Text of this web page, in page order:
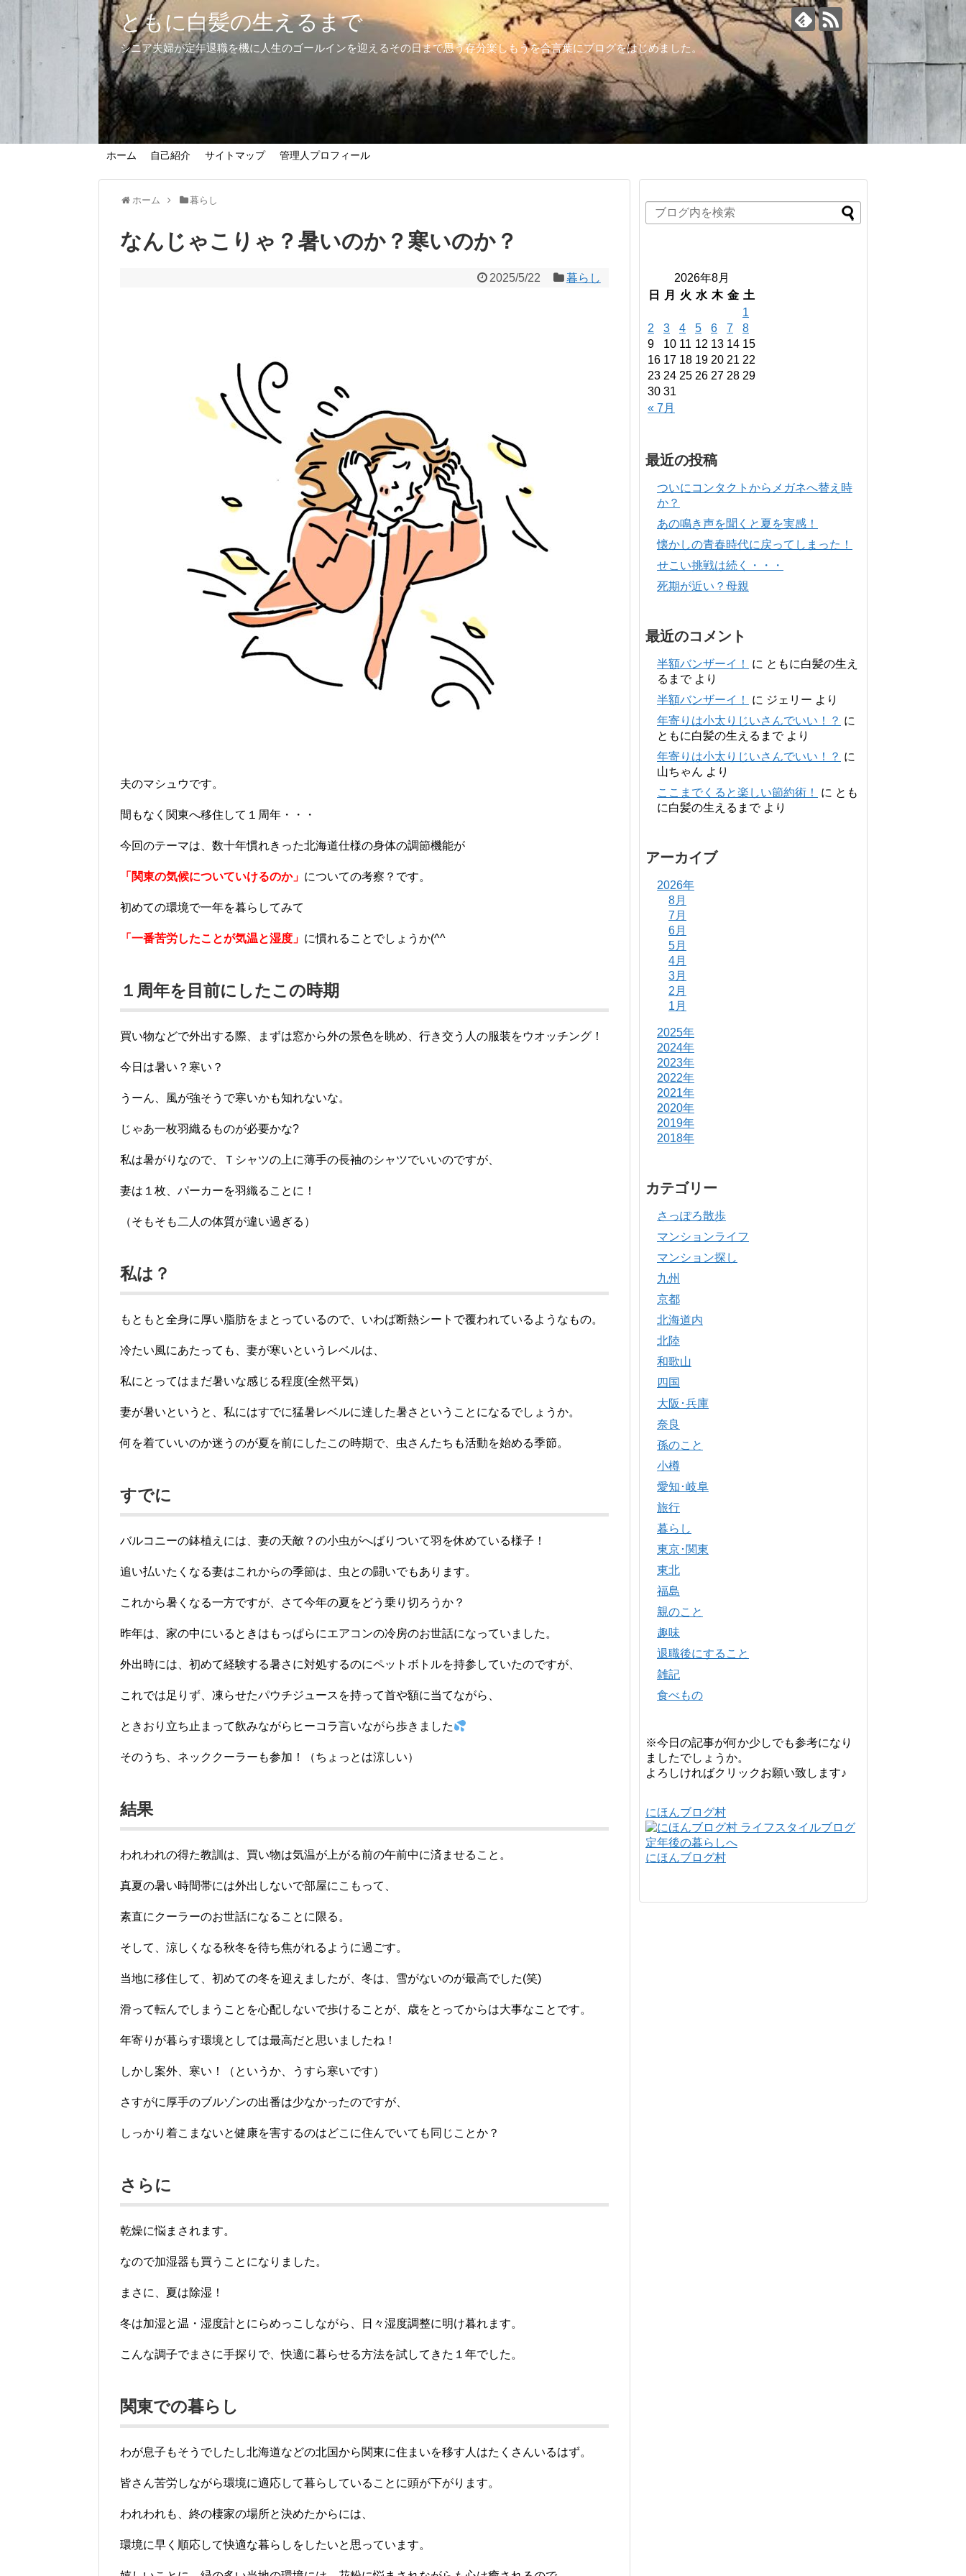
ともに白髪の生えるまで
シニア夫婦が定年退職を機に人生のゴールインを迎えるその日まで思う存分楽しもうを合言葉にブログをはじめました。
ホーム 自己紹介 サイトマップ 管理人プロフィール
ホーム 暮らし
なんじゃこりゃ？暑いのか？寒いのか？
2025/5/22 暮らし
夫のマシュウです。
間もなく関東へ移住して１周年・・・
今回のテーマは、数十年慣れきった北海道仕様の身体の調節機能が
「関東の気候についていけるのか」 についての考察？です。
初めての環境で一年を暮らしてみて
「一番苦労したことが気温と湿度」 に慣れることでしょうか(^^ゞ
１周年を目前にしたこの時期
買い物などで外出する際、まずは窓から外の景色を眺め、行き交う人の服装をウオッチング！
今日は暑い？寒い？
うーん、風が強そうで寒いかも知れないな。
じゃあ一枚羽織るものが必要かな?
私は暑がりなので、Ｔシャツの上に薄手の長袖のシャツでいいのですが、
妻は１枚、パーカーを羽織ることに！
（そもそも二人の体質が違い過ぎる）
私は？
もともと全身に厚い脂肪をまとっているので、いわば断熱シートで覆われているようなもの。
冷たい風にあたっても、妻が寒いというレベルは、
私にとってはまだ暑いな感じる程度(全然平気）
妻が暑いというと、私にはすでに猛暑レベルに達した暑さということになるでしょうか。
何を着ていいのか迷うのが夏を前にしたこの時期で、虫さんたちも活動を始める季節。
すでに
バルコニーの鉢植えには、妻の天敵？の小虫がへばりついて羽を休めている様子！
追い払いたくなる妻はこれからの季節は、虫との闘いでもあります。
これから暑くなる一方ですが、さて今年の夏をどう乗り切ろうか？
昨年は、家の中にいるときはもっぱらにエアコンの冷房のお世話になっていました。
外出時には、初めて経験する暑さに対処するのにペットボトルを持参していたのですが、
これでは足りず、凍らせたパウチジュースを持って首や額に当てながら、
ときおり立ち止まって飲みながらヒーコラ言いながら歩きました
そのうち、ネッククーラーも参加！（ちょっとは涼しい）
結果
われわれの得た教訓は、買い物は気温が上がる前の午前中に済ませること。
真夏の暑い時間帯には外出しないで部屋にこもって、
素直にクーラーのお世話になることに限る。
そして、涼しくなる秋冬を待ち焦がれるように過ごす。
当地に移住して、初めての冬を迎えましたが、冬は、雪がないのが最高でした(笑)
滑って転んでしまうことを心配しないで歩けることが、歳をとってからは大事なことです。
年寄りが暮らす環境としては最高だと思いましたね！
しかし案外、寒い！（というか、うすら寒いです）
さすがに厚手のブルゾンの出番は少なかったのですが、
しっかり着こまないと健康を害するのはどこに住んでいても同じことか？
さらに
乾燥に悩まされます。
なので加湿器も買うことになりました。
まさに、夏は除湿！
冬は加湿と温・湿度計とにらめっこしながら、日々湿度調整に明け暮れます。
こんな調子でまさに手探りで、快適に暮らせる方法を試してきた１年でした。
関東での暮らし
わが息子もそうでしたし北海道などの北国から関東に住まいを移す人はたくさんいるはず。
皆さん苦労しながら環境に適応して暮らしていることに頭が下がります。
われわれも、終の棲家の場所と決めたからには、
環境に早く順応して快適な暮らしをしたいと思っています。
2026年8月
日
月 火 水 木 金 土
« 7月
1
2
3 4 5 6 7
8
9
10 11 12 13 14 15
16 17 18 19 20 21 22
23 24 25 26 27 28 29
30 31
最近の投稿
ついにコンタクトからメガネへ替え時
か？
あの鳴き声を聞くと夏を実感！
懐かしの青春時代に戻ってしまった！
せこい挑戦は続く・・・
死期が近い？母親
最近のコメント
半額バンザーイ！ に ともに白髪の生え
るまでより
半額バンザーイ！
に ジェリー より
年寄りは小太りじいさんでいい！？ に
ともに白髪の生えるまでより
年寄りは小太りじいさんでいい！？ に
山ちゃん より
ここまでくると楽しい節約術！
に とも
に白髪の生えるまでより
アーカイブ
2026年
8月
7月
6月
5月
4月
3月
2月
1月
2025年
2024年
2023年
2022年
2021年
2020年
2019年
2018年
カテゴリー
さっぽろ散歩
マンションライフ
マンション探し
九州
京都
北海道内
北陸
和歌山
四国
大阪･兵庫
奈良
孫のこと
小樽
愛知･岐阜
旅行
暮らし
東京･関東
東北
福島
親のこと
趣味
退職後にすること
雑記
食べもの
※今日の記事が何か少しでも参考になり
ましたでしょうか。
よろしければクリックお願い致します♪
にほんブログ村
にほんブログ村